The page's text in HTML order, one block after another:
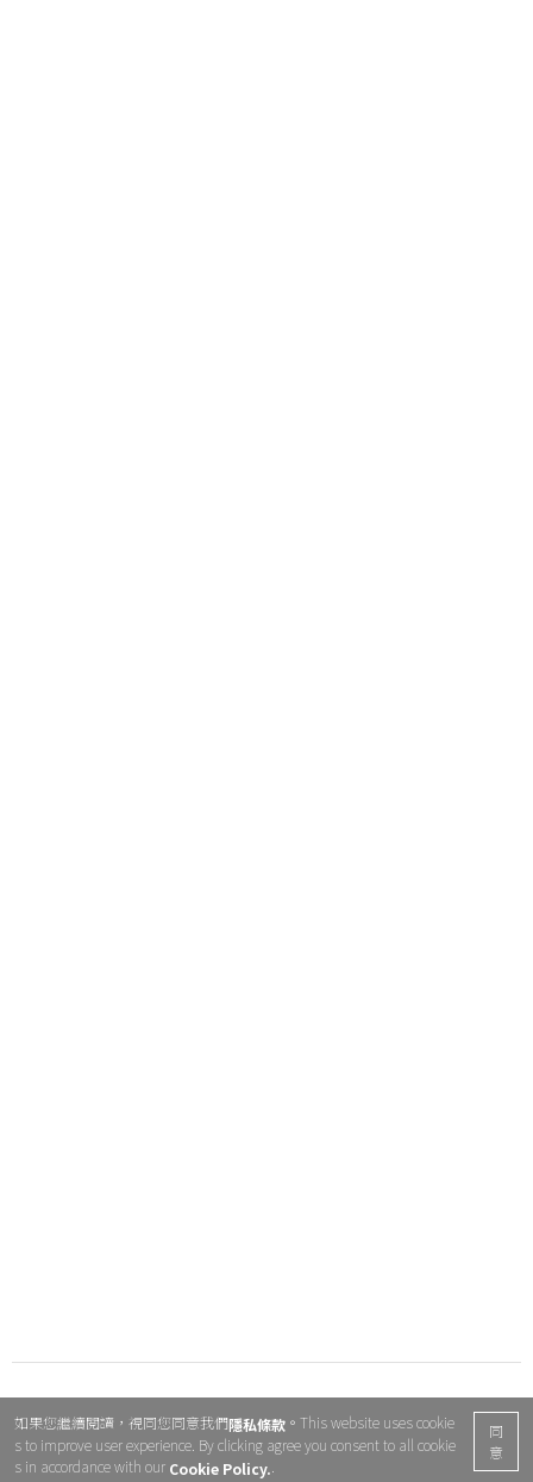
同
意
如果您繼續閱讀，視同您同意我們隱私條款 。This website uses cookie
s to improve user experience. By clicking agree you consent to all cookie
s in accordance with our Cookie Policy.